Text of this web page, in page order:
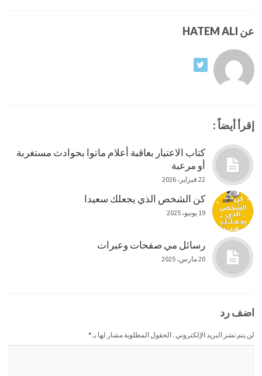
عن HATEM ALI
إقرأ أيضاً :
كتاب الاعتبار بعاقبة أعلام ماتوا بحوادث مستغربة
أو مرعبة
22 فبراير، 2026
كن الشخص الذي يجعلك سعيدا
19 يونيو، 2025
رسائل مي صفحات وعبرات
20 مارس، 2025
اضف رد
لن يتم نشر البريد الإلكتروني . الحقول المطلوبة مشار لها بـ*